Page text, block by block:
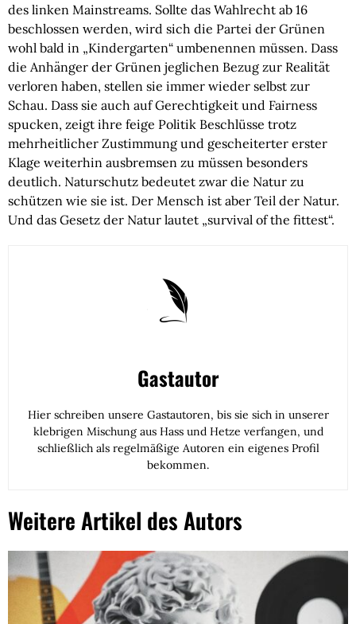
des linken Mainstreams. Sollte das Wahlrecht ab 16
beschlossen werden, wird sich die Partei der Grünen
wohl bald in „Kindergarten“ umbenennen müssen. Dass
die Anhänger der Grünen jeglichen Bezug zur Realität
verloren haben, stellen sie immer wieder selbst zur
Schau. Dass sie auch auf Gerechtigkeit und Fairness
spucken, zeigt ihre feige Politik Beschlüsse trotz
mehrheitlicher Zustimmung und gescheiterter erster
Klage weiterhin ausbremsen zu müssen besonders
deutlich. Naturschutz bedeutet zwar die Natur zu
schützen wie sie ist. Der Mensch ist aber Teil der Natur.
Und das Gesetz der Natur lautet „survival of the fittest“.
Gastautor
Hier schreiben unsere Gastautoren, bis sie sich in unserer
klebrigen Mischung aus Hass und Hetze verfangen, und
schließlich als regelmäßige Autoren ein eigenes Profil
bekommen.
Weitere Artikel des Autors